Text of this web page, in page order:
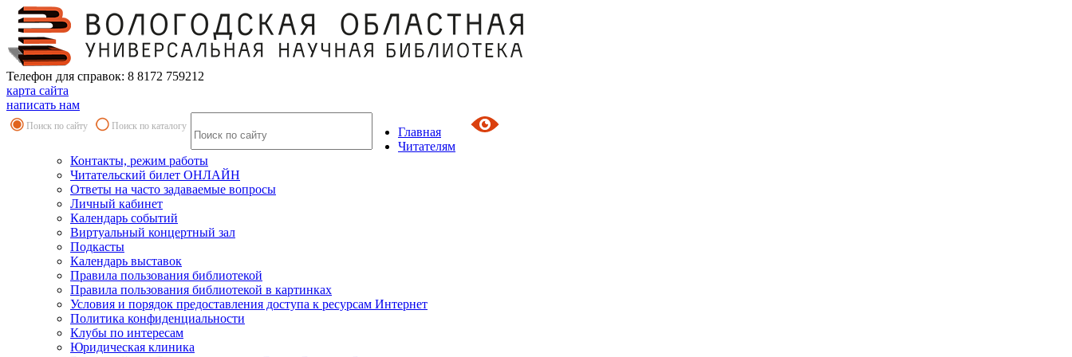
Телефон для справок: 8 8172 759212
карта сайта
написать нам
Поиск по сайту Поиск по каталогу
Главная
Читателям
Контакты, режим работы
Читательский билет ОНЛАЙН
Ответы на часто задаваемые вопросы
Личный кабинет
Календарь событий
Виртуальный концертный зал
Подкасты
Календарь выставок
Правила пользования библиотекой
Правила пользования библиотекой в картинках
Условия и порядок предоставления доступа к ресурсам Интернет
Политика конфиденциальности
Клубы по интересам
Юридическая клиника